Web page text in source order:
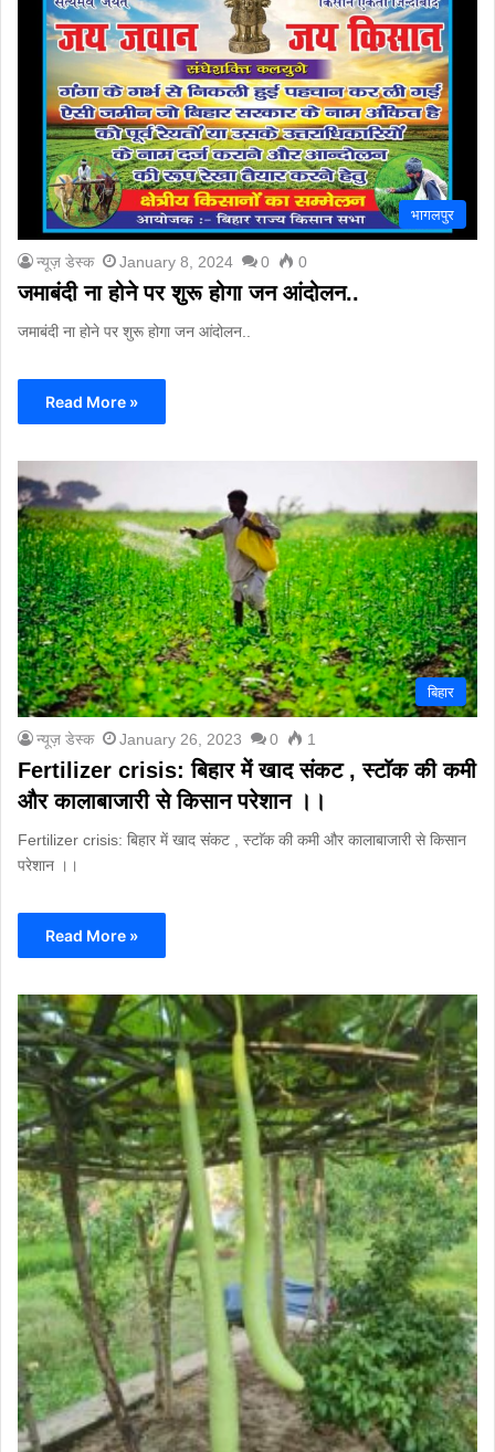
भागलपुर
न्यूज़ डेस्क January 8, 2024 0 0
जमाबंदी ना होने पर शुरू होगा जन आंदोलन..
जमाबंदी ना होने पर शुरू होगा जन आंदोलन..
Read More »
बिहार
न्यूज़ डेस्क January 26, 2023 0 1
Fertilizer crisis: ब‍िहार में खाद संकट , स्टाॅक की कमी
और कालाबाजारी से क‍िसान परेशान ।।
Fertilizer crisis: ब‍िहार में खाद संकट , स्टाॅक की कमी और कालाबाजारी से क‍िसान
परेशान ।।
Read More »